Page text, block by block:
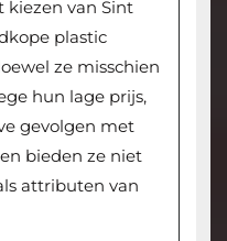
kiezen van Sint
plastic
ze misschien
hun lage prijs,
gevolgen met
bieden ze niet
attributen van